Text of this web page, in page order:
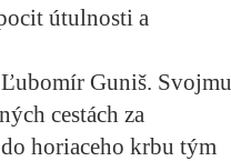
útulnosti a
Guniš. Svojmu
cestách za
horiaceho krbu tým